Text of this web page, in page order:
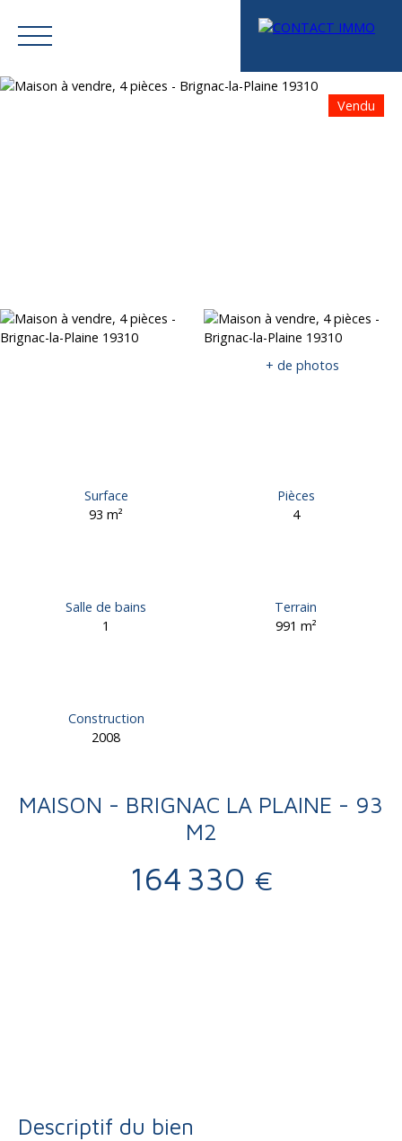
Mes favoris Espace vendeur Estimation
Vendu
+ de photos
Surface
93m²
Pièces
4
Salle de bains
1
Terrain
991 m²
Construction
2008
MAISON - BRIGNAC LA PLAINE - 93
M2
164 330 €
Descriptif du bien